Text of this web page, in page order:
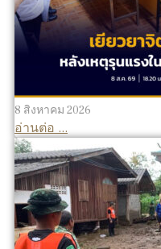
8 สิงหาคม 2026
อ่านต่อ ...